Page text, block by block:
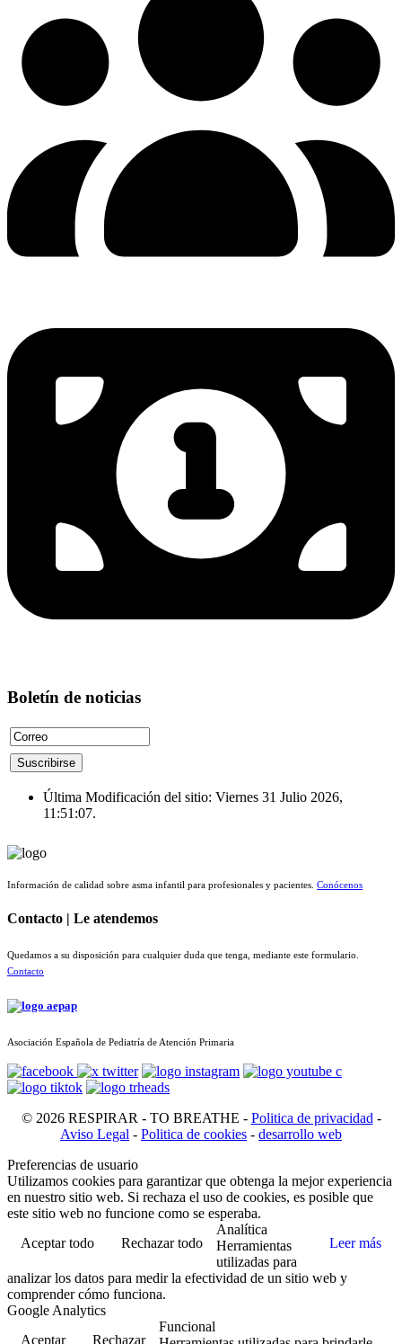
Boletín de noticias
Última Modificación del sitio: Viernes 31 Julio 2026,
11:51:07.
Información de calidad sobre asma infantil para profesionales y pacientes. Conócenos
Contacto | Le atendemos
Quedamos a su disposición para cualquier duda que tenga, mediante este formulario.
Contacto
Asociación Española de Pediatría de Atención Primaria
© 2026 RESPIRAR - TO BREATHE - Politica de privacidad -
Aviso Legal - Politica de cookies - desarrollo web
Preferencias de usuario
Utilizamos cookies para garantizar que obtenga la mejor experiencia
en nuestro sitio web. Si rechaza el uso de cookies, es posible que
este sitio web no funcione como se esperaba.
Aceptar todo
Rechazar todo Leer más
Analítica
Herramientas
utilizadas para
analizar los datos para medir la efectividad de un sitio web y
comprender cómo funciona.
Google Analytics
Aceptar
Rechazar
Funcional